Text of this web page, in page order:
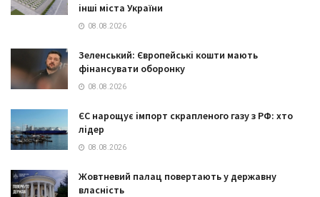
інші міста України
08.08.2026
Зеленський: Європейські кошти мають
фінансувати оборонку
08.08.2026
ЄС нарощує імпорт скрапленого газу з РФ: хто
лідер
08.08.2026
Жовтневий палац повертають у державну
власність